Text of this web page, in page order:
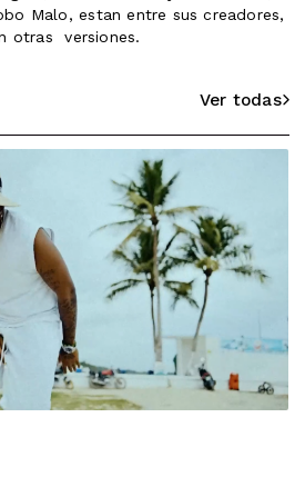
Malo, estan entre sus creadores,
otras versiones.
Ver todas